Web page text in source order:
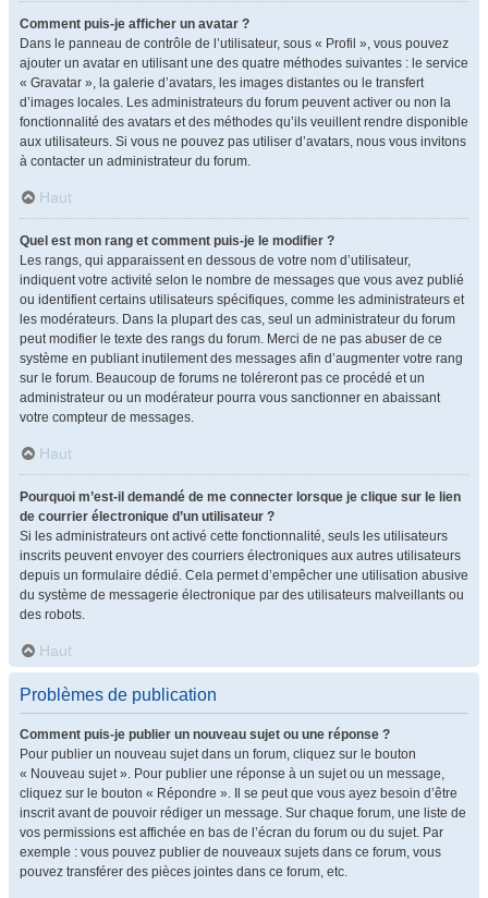
Comment puis-je afficher un avatar ?
Dans le panneau de contrôle de l’utilisateur, sous « Profil », vous pouvez
ajouter un avatar en utilisant une des quatre méthodes suivantes : le service
« Gravatar », la galerie d’avatars, les images distantes ou le transfert
d’images locales. Les administrateurs du forum peuvent activer ou non la
fonctionnalité des avatars et des méthodes qu’ils veuillent rendre disponible
aux utilisateurs. Si vous ne pouvez pas utiliser d’avatars, nous vous invitons
à contacter un administrateur du forum.
Haut
Quel est mon rang et comment puis-je le modifier ?
Les rangs, qui apparaissent en dessous de votre nom d’utilisateur,
indiquent votre activité selon le nombre de messages que vous avez publié
ou identifient certains utilisateurs spécifiques, comme les administrateurs et
les modérateurs. Dans la plupart des cas, seul un administrateur du forum
peut modifier le texte des rangs du forum. Merci de ne pas abuser de ce
système en publiant inutilement des messages afin d’augmenter votre rang
sur le forum. Beaucoup de forums ne toléreront pas ce procédé et un
administrateur ou un modérateur pourra vous sanctionner en abaissant
votre compteur de messages.
Haut
Pourquoi m’est-il demandé de me connecter lorsque je clique sur le lien
de courrier électronique d’un utilisateur ?
Si les administrateurs ont activé cette fonctionnalité, seuls les utilisateurs
inscrits peuvent envoyer des courriers électroniques aux autres utilisateurs
depuis un formulaire dédié. Cela permet d’empêcher une utilisation abusive
du système de messagerie électronique par des utilisateurs malveillants ou
des robots.
Haut
Problèmes de publication
Comment puis-je publier un nouveau sujet ou une réponse ?
Pour publier un nouveau sujet dans un forum, cliquez sur le bouton
« Nouveau sujet ». Pour publier une réponse à un sujet ou un message,
cliquez sur le bouton « Répondre ». Il se peut que vous ayez besoin d’être
inscrit avant de pouvoir rédiger un message. Sur chaque forum, une liste de
vos permissions est affichée en bas de l’écran du forum ou du sujet. Par
exemple : vous pouvez publier de nouveaux sujets dans ce forum, vous
pouvez transférer des pièces jointes dans ce forum, etc.